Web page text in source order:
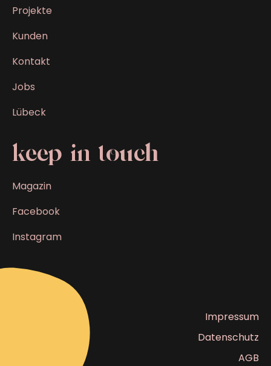
Projekte
Kunden
Kontakt
Jobs
Lübeck
keep in touch
Magazin
Facebook
Instagram
Impressum
Datenschutz
AGB